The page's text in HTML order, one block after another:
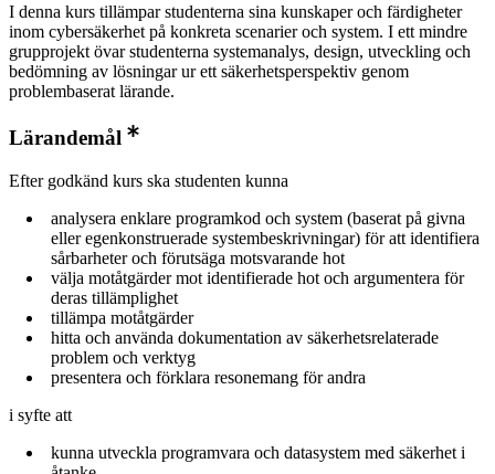
I denna kurs tillämpar studenterna sina kunskaper och färdigheter
inom cybersäkerhet på konkreta scenarier och system. I ett mindre
grupprojekt övar studenterna systemanalys, design, utveckling och
bedömning av lösningar ur ett säkerhetsperspektiv genom
problembaserat lärande.
Lärandemål
Efter godkänd kurs ska studenten kunna
analysera enklare programkod och system (baserat på givna
eller egenkonstruerade systembeskrivningar) för att identifiera
sårbarheter och förutsäga motsvarande hot
välja motåtgärder mot identifierade hot och argumentera för
deras tillämplighet
tillämpa motåtgärder
hitta och använda dokumentation av säkerhetsrelaterade
problem och verktyg
presentera och förklara resonemang för andra
i syfte att
kunna utveckla programvara och datasystem med säkerhet i